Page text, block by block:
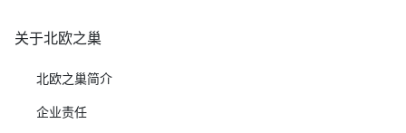
关于北欧之巢
北欧之巢简介
企业责任